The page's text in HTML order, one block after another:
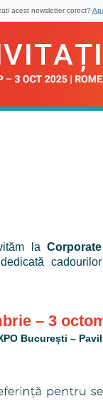
acest newsletter corect?
la
– 3
București –